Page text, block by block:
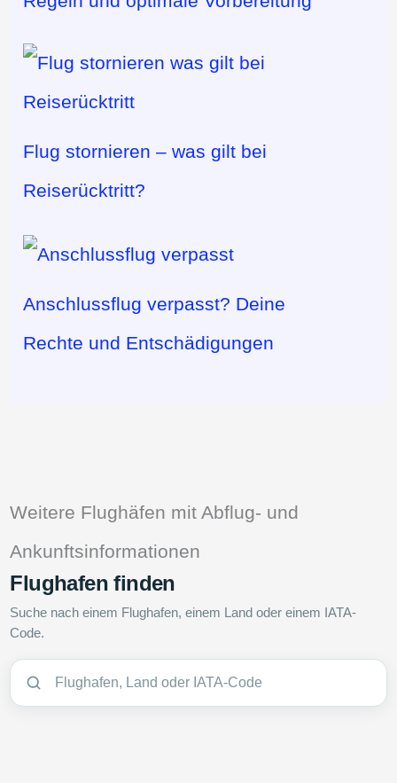
Flug stornieren – was gilt bei
Reiserücktritt?
Anschlussflug verpasst? Deine
Rechte und Entschädigungen
Weitere Flughäfen mit Abflug- und
Ankunftsinformationen
Flughafen finden
Suche nach einem Flughafen, einem Land oder einem IATA-
Code.